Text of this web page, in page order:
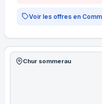
Voir les offres en
Chur sommerau